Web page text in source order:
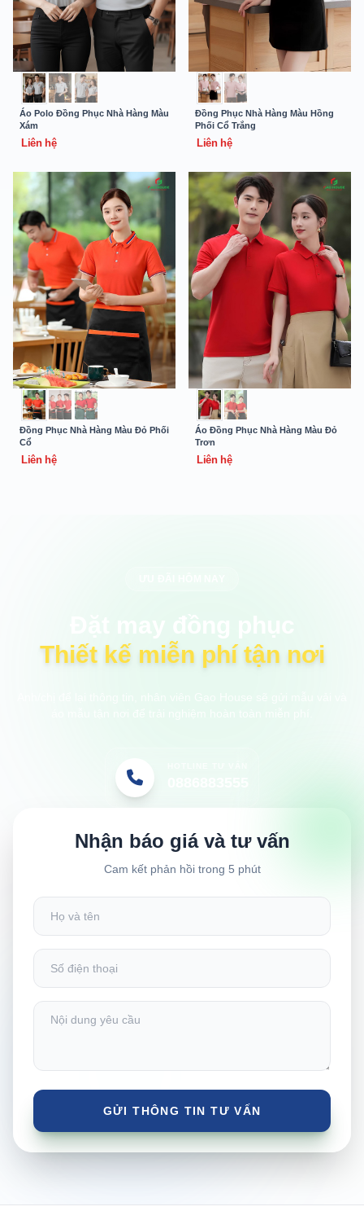
Áo Polo Đồng Phục Nhà Hàng Màu
Xám
Liên hệ
Đồng Phục Nhà Hàng Màu Hồng
Phối Cổ Trắng
Liên hệ
Đồng Phục Nhà Hàng Màu Đỏ Phối
Cổ
Liên hệ
Áo Đồng Phục Nhà Hàng Màu Đỏ
Trơn
Liên hệ
Thiết kế miễn phí tận nơi
Nhận báo giá và tư vấn
Cam kết phản hồi trong 5 phút